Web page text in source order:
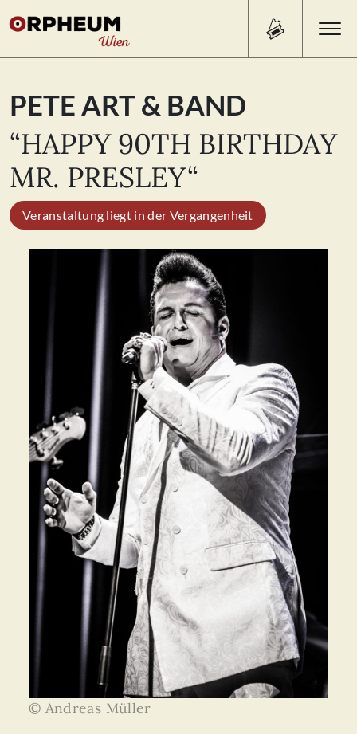
Search
for:
PROGRAMM/TICKETS
BEISL
ÜBER UNS
KONTAKT
PETE ART & BAND
“HAPPY 90TH BIRTHDAY
MR. PRESLEY“
Veranstaltung liegt in der Vergangenheit
© Andreas Müller